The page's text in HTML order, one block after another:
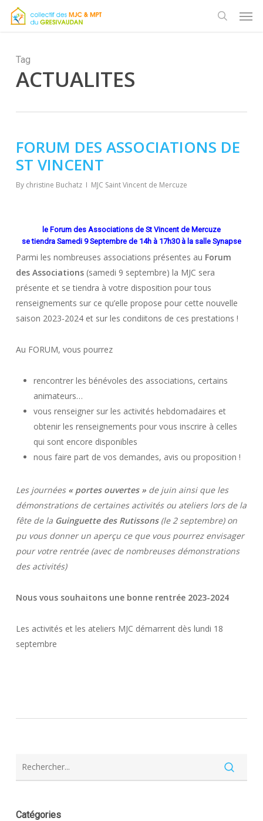
Tag
ACTUALITES
FORUM DES ASSOCIATIONS DE
ST VINCENT
By christine Buchatz MJC Saint Vincent de Mercuze
le Forum des Associations de St Vincent de Mercuze
se tiendra Samedi 9 Septembre de 14h à 17h30 à la salle Synapse
Parmi les nombreuses associations présentes au Forum
des Associations(samedi 9 septembre) la MJC sera
présente et se tiendra à votre disposition pour tous
renseignements sur ce qu’elle propose pour cette nouvelle
saison 2023-2024 et sur les condiitons de ces prestations !
Au FORUM, vous pourrez
rencontrer les bénévoles des associations, certains
animateurs…
vous renseigner sur les activités hebdomadaires et
obtenir les renseignements pour vous inscrire à celles
qui sont encore disponibles
nous faire part de vos demandes, avis ou proposition !
Les journées« portes ouvertes »de juin ainsi que les
démonstrations de certaines activités ou ateliers lors de la
fête de la Guinguette des Rutissons(le 2 septembre) on
pu vous donner un aperçu ce que vous pourrez envisager
pour votre rentrée (avec de nombreuses démonstrations
des activités)
Nous vous souhaitons une bonne rentrée 2023-2024
Les activités et les ateliers MJC démarrent dès lundi 18
septembre
Catégories